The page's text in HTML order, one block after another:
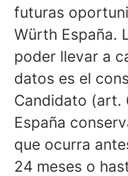
futuras
Würth España.
poder llevar a
datos es el
Candidato (art.
España
que ocurra
24 meses o